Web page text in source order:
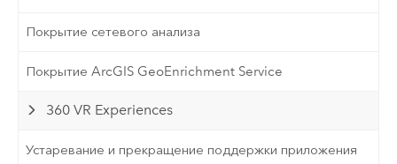
Покрытие сетевого анализа
Покрытие ArcGIS GeoEnrichment Service
360 VR Experiences
Устаревание и прекращение поддержки приложения